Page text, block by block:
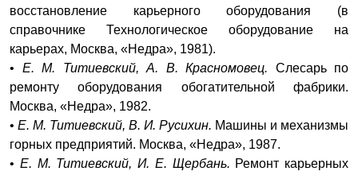
восстановление карьерного оборудования (в
справочнике Технологическое оборудование на
карьерах, Москва, «Недра», 1981).
• Е. М. Титиевский, А. В. Красномовец. Слесарь по
ремонту оборудования обогатительной фабрики.
Москва, «Недра», 1982.
• Е. М. Титиевский, В. И. Русихин. Машины и механизмы
горных предприятий. Москва, «Недра», 1987.
• Е. М. Титиевский, И. Е. Щербань. Ремонт карьерных